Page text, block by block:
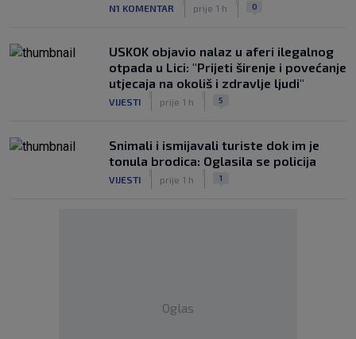
N1 KOMENTAR prije 1 h 0
USKOK objavio nalaz u aferi ilegalnog
otpada u Lici: "Prijeti širenje i povećanje
utjecaja na okoliš i zdravlje ljudi"
VIJESTI prije 1 h 5
Snimali i ismijavali turiste dok im je
tonula brodica: Oglasila se policija
VIJESTI prije 1 h 1
Oglas